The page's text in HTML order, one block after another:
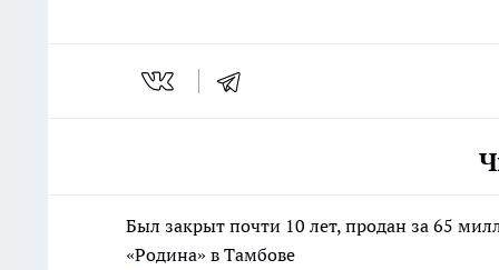
Был закрыт почти 10 лет, продан за 65
«Родина» в Тамбове